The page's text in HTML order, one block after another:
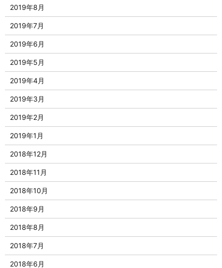
2019年8月
2019年7月
2019年6月
2019年5月
2019年4月
2019年3月
2019年2月
2019年1月
2018年12月
2018年11月
2018年10月
2018年9月
2018年8月
2018年7月
2018年6月